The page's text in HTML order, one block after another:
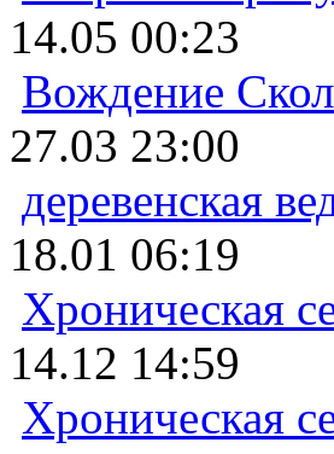
14.05 00:23
Вождение
27.03 23:00
деревенская
18.01 06:19
Хроническая
14.12 14:59
Хроническая